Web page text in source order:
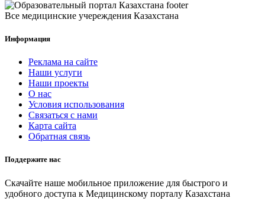
Все медицинские учереждения Казахстана
Информация
Реклама на сайте
Наши услуги
Наши проекты
О нас
Условия использования
Связаться с нами
Карта сайта
Обратная связь
Поддержите нас
Скачайте наше мобильное приложение для быстрого и
удобного доступа к Медицинскому порталу Казахстана